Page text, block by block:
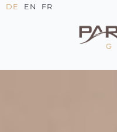
DE EN FR